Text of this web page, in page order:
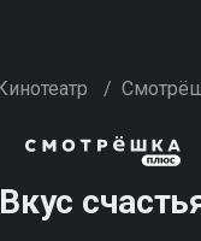
/
Вкус